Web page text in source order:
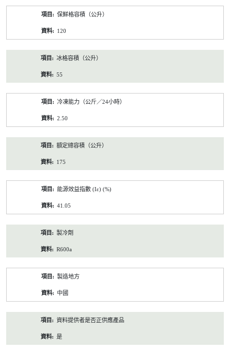
保鮮格容積（公升）
120
冰格容積（公升）
55
冷凍能力（公斤／24小時）
2.50
額定總容積（公升）
175
能源效益指數 (Iε) (%)
41.05
製冷劑
R600a
製造地方
中國
資料提供者是否正供應產品
是